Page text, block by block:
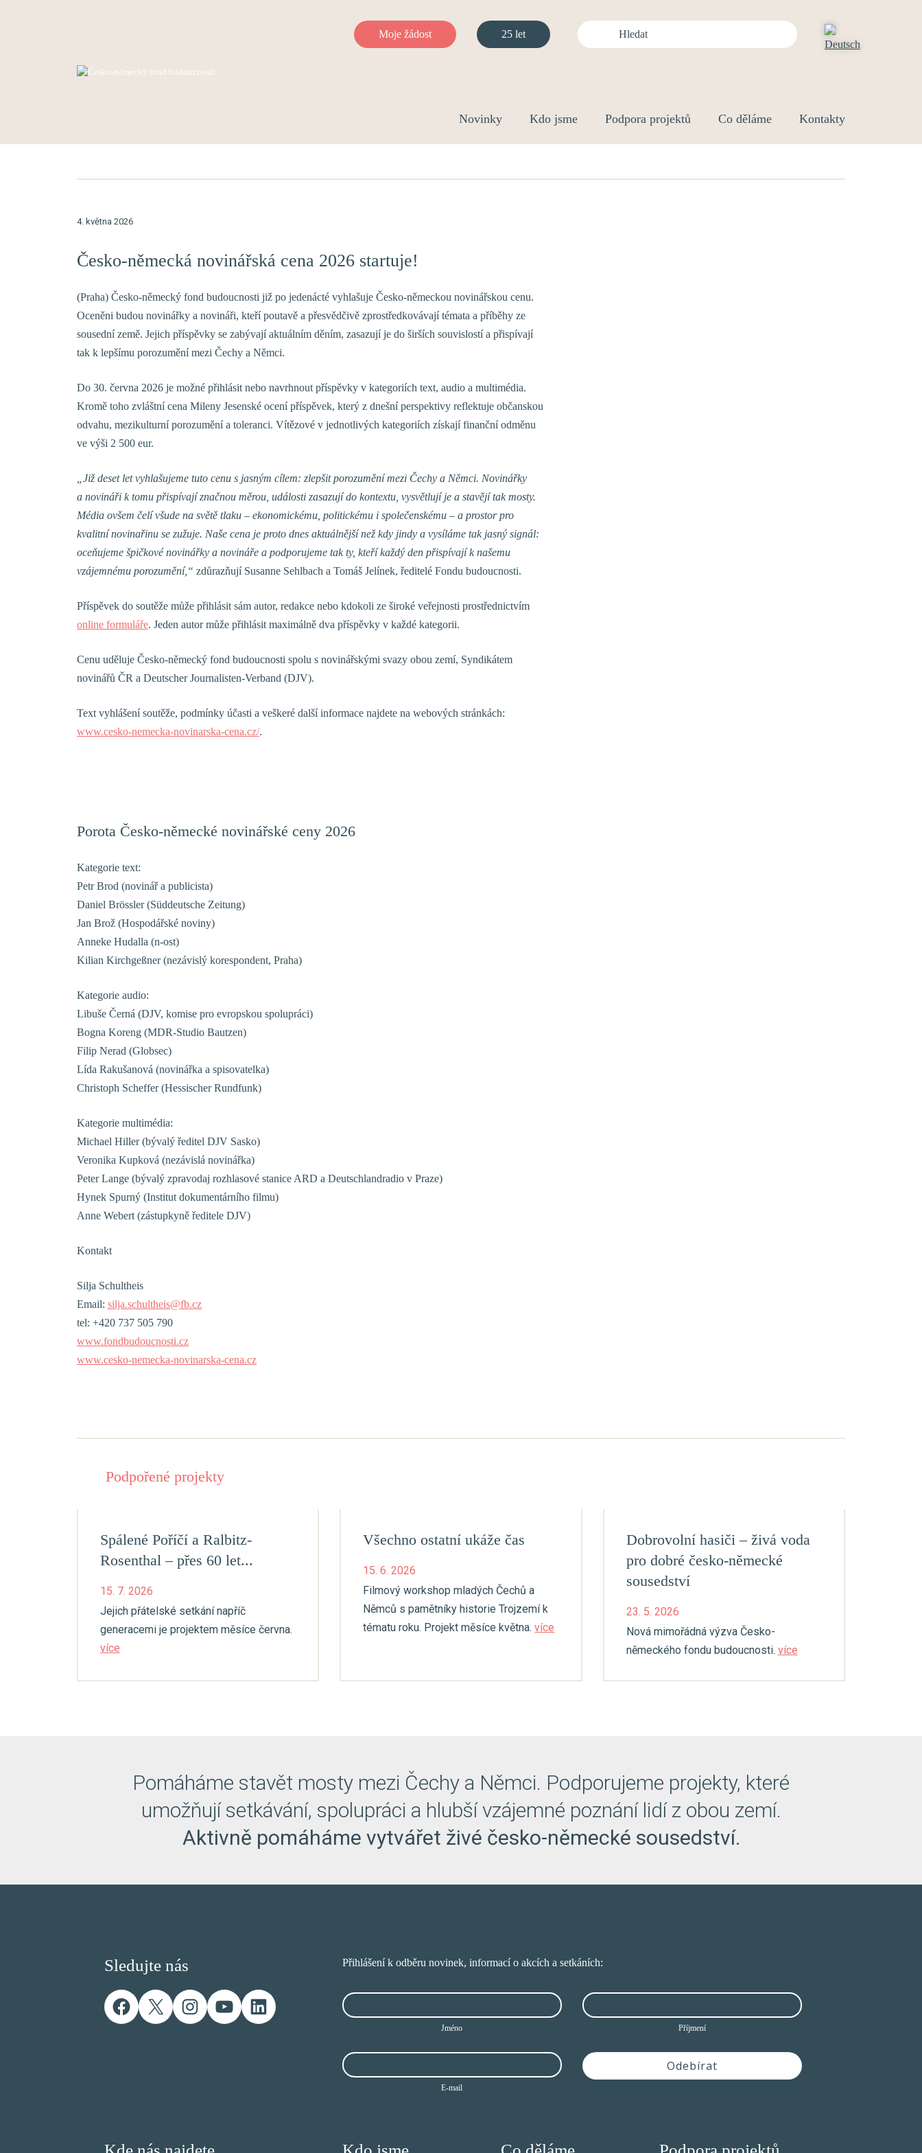
Hlavní navigace
Moje žádost 25 let Hledat
Novinky Kdo jsme Podpora projektů Co děláme Kontakty
4. května 2026
Česko-německá novinářská cena 2026 startuje!
(Praha) Česko-německý fond budoucnosti již po jedenácté vyhlašuje Česko-německou novinářskou cenu.
Oceněni budou novinářky a novináři, kteří poutavě a přesvědčivě zprostředkovávají témata a příběhy ze
sousední země. Jejich příspěvky se zabývají aktuálním děním, zasazují je do širších souvislostí a přispívají
tak k lepšímu porozumění mezi Čechy a Němci.
Do 30. června 2026 je možné přihlásit nebo navrhnout příspěvky v kategoriích text, audio a multimédia.
Kromě toho zvláštní cena Mileny Jesenské ocení příspěvek, který z dnešní perspektivy reflektuje občanskou
odvahu, mezikulturní porozumění a toleranci. Vítězové v jednotlivých kategoriích získají finanční odměnu
ve výši 2 500 eur.
„Již deset let vyhlašujeme tuto cenu s jasným cílem: zlepšit porozumění mezi Čechy a Němci. Novinářky
a novináři k tomu přispívají značnou měrou, události zasazují do kontextu, vysvětlují je a stavějí tak mosty.
Média ovšem čelí všude na světě tlaku – ekonomickému, politickému i společenskému – a prostor pro
kvalitnínovinařinu se zužuje. Naše cena je proto dnes aktuálnější než kdy jindy a vysíláme tak jasný signál:
oceňujeme špičkové novinářky a novináře a podporujeme tak ty, kteří každý den přispívají k našemu
vzájemnému porozumění,“ zdůrazňují Susanne Sehlbach a Tomáš Jelínek, ředitelé Fondu budoucnosti.
Příspěvek do soutěže může přihlásit sám autor, redakce nebo kdokoli ze široké veřejnosti prostřednictvím
online formuláře. Jeden autor může přihlásit maximálně dva příspěvky v každé kategorii.
Cenu uděluje Česko-německý fond budoucnosti spolu s novinářskými svazy obou zemí, Syndikátem
novinářů ČR a Deutscher Journalisten-Verband (DJV).
Text vyhlášení soutěže, podmínky účasti a veškeré další informace najdete na webových stránkách:
www.cesko-nemecka-novinarska-cena.cz/.
Porota Česko-německé novinářské ceny 2026
Kategorie text:
Petr Brod (novinář a publicista)
Daniel Brössler (Süddeutsche Zeitung)
Jan Brož (Hospodářské noviny)
Anneke Hudalla (n-ost)
Kilian Kirchgeßner (nezávislý korespondent, Praha)
Kategorie audio:
Libuše Černá (DJV, komise pro evropskou spolupráci)
Bogna Koreng (MDR-Studio Bautzen)
Filip Nerad (Globsec)
Lída Rakušanová (novinářka a spisovatelka)
Christoph Scheffer (Hessischer Rundfunk)
Kategorie multimédia:
Michael Hiller (bývalý ředitel DJV Sasko)
Veronika Kupková (nezávislá novinářka)
Peter Lange (bývalý zpravodaj rozhlasové stanice ARD a Deutschlandradio v Praze)
Hynek Spurný (Institut dokumentárního filmu)
Anne Webert (zástupkyně ředitele DJV)
Kontakt
Silja Schultheis
Email: silja.schultheis@fb.cz
tel: +420 737 505 790
www.fondbudoucnosti.cz
www.cesko-nemecka-novinarska-cena.cz
Podpořené projekty
Spálené Poříčí a Ralbitz-
Rosenthal – přes 60 let...
15. 7. 2026
Jejich přátelské setkání napříč
generacemi je projektem měsíce června.
více
Všechno ostatní ukáže čas
15. 6. 2026
Filmový workshop mladých Čechů a
Němců s pamětníky historie Trojzemí k
tématu roku. Projekt měsíce května.více
Dobrovolní hasiči – živá voda
pro dobré česko-německé
sousedství
23. 5. 2026
Nová mimořádná výzva Česko-
německého fondu budoucnosti. více
Pomáháme stavět mosty mezi Čechy a Němci. Podporujeme projekty, které
umožňují setkávání, spolupráci a hlubší vzájemné poznání lidí z obou zemí.
Aktivně pomáháme vytvářet živé česko-německé sousedství.
Sledujte nás
Facebook
X Instagram
YouTubeLinkedIn
Přihlášení k odběru novinek, informací o akcích a setkáních:
Jméno Příjmení
E-mail
Odebírat